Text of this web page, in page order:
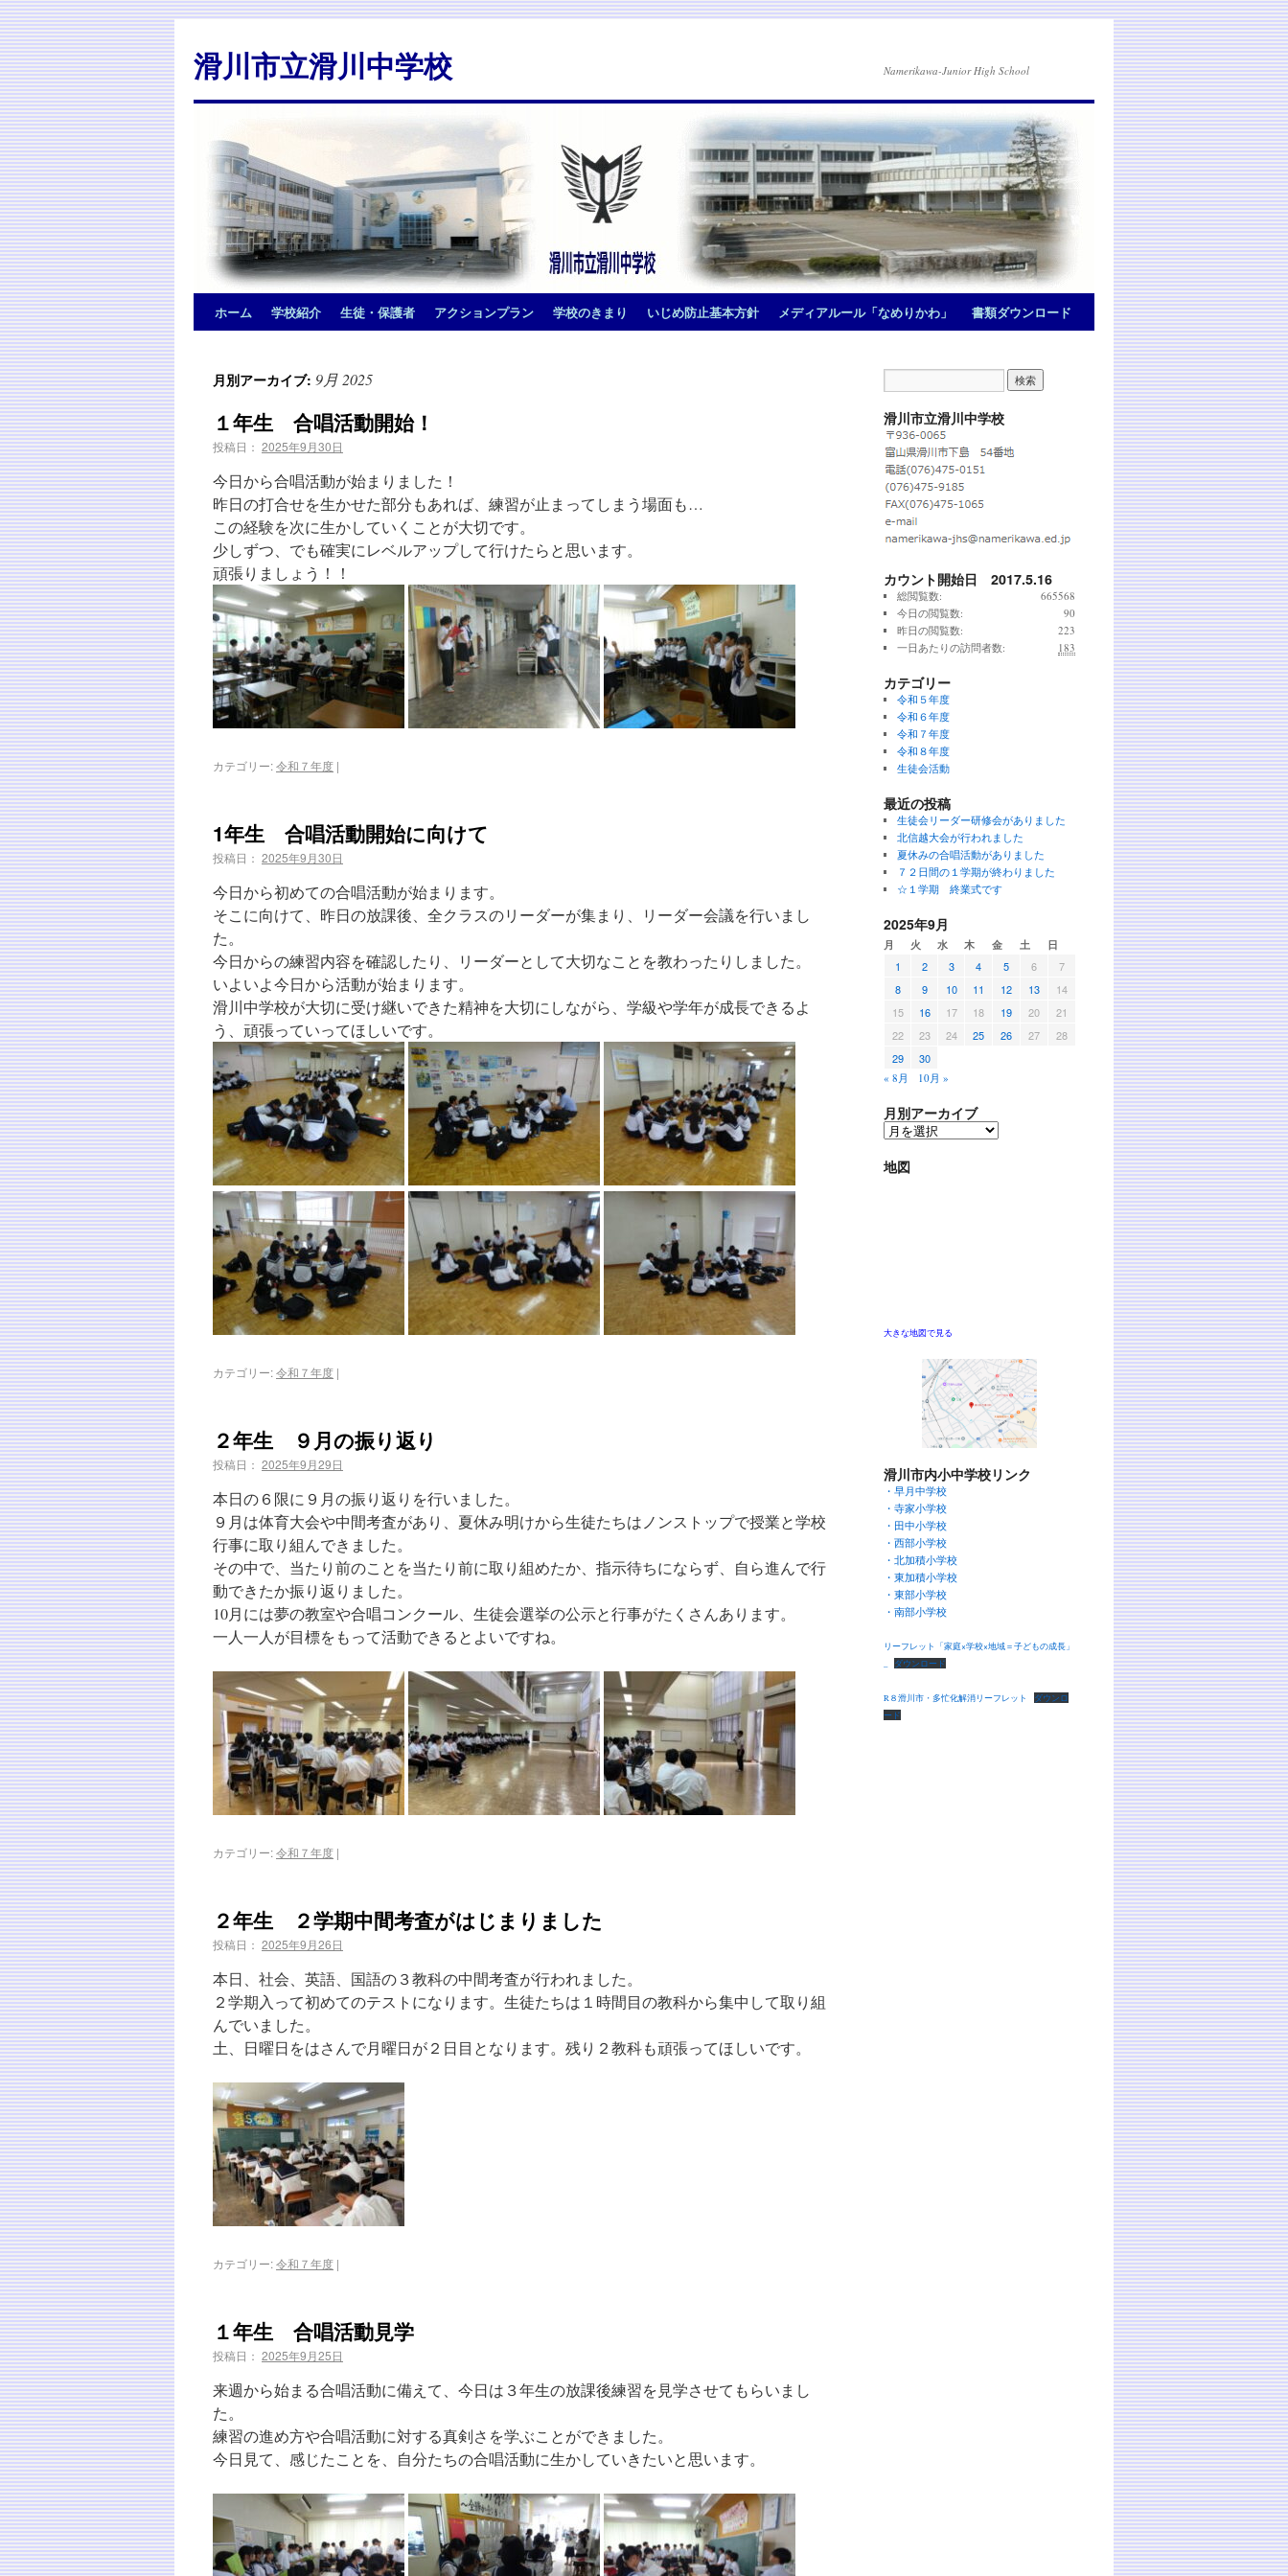
滑川市立滑川中学校 Namerikawa-Junior High School
ホーム 学校紹介 生徒・保護者 アクションプラン 学校のきまり いじめ防止基本方針 メディアルール「なめりかわ」 書類ダウンロード
月別アーカイブ: 9月 2025
１年生 合唱活動開始！
投稿日： 2025年9月30日
今日から合唱活動が始まりました！
昨日の打合せを生かせた部分もあれば、練習が止まってしまう場面も…
この経験を次に生かしていくことが大切です。
少しずつ、でも確実にレベルアップして行けたらと思います。
頑張りましょう！！
カテゴリー:令和７年度 |
1年生 合唱活動開始に向けて
投稿日： 2025年9月30日
今日から初めての合唱活動が始まります。
そこに向けて、昨日の放課後、全クラスのリーダーが集まり、リーダー会議を行いまし
た。
今日からの練習内容を確認したり、リーダーとして大切なことを教わったりしました。
いよいよ今日から活動が始まります。
滑川中学校が大切に受け継いできた精神を大切にしながら、学級や学年が成長できるよ
う、頑張っていってほしいです。
カテゴリー:令和７年度 |
２年生 ９月の振り返り
投稿日： 2025年9月29日
本日の６限に９月の振り返りを行いました。
９月は体育大会や中間考査があり、夏休み明けから生徒たちはノンストップで授業と学校
行事に取り組んできました。
その中で、当たり前のことを当たり前に取り組めたか、指示待ちにならず、自ら進んで行
動できたか振り返りました。
10月には夢の教室や合唱コンクール、生徒会選挙の公示と行事がたくさんあります。
一人一人が目標をもって活動できるとよいですね。
カテゴリー:令和７年度 |
２年生 ２学期中間考査がはじまりました
投稿日： 2025年9月26日
本日、社会、英語、国語の３教科の中間考査が行われました。
２学期入って初めてのテストになります。生徒たちは１時間目の教科から集中して取り組
んでいました。
土、日曜日をはさんで月曜日が２日目となります。残り２教科も頑張ってほしいです。
カテゴリー:令和７年度 |
１年生 合唱活動見学
投稿日： 2025年9月25日
来週から始まる合唱活動に備えて、今日は３年生の放課後練習を見学させてもらいまし
た。
練習の進め方や合唱活動に対する真剣さを学ぶことができました。
今日見て、感じたことを、自分たちの合唱活動に生かしていきたいと思います。
滑川市立滑川中学校
カウント開始日 2017.5.16
665568
総閲覧数:
90
今日の閲覧数:
223
昨日の閲覧数:
183
一日あたりの訪問者数:
カテゴリー
令和５年度
令和６年度
令和７年度
令和８年度
生徒会活動
最近の投稿
生徒会リーダー研修会がありました
北信越大会が行われました
夏休みの合唱活動がありました
７２日間の１学期が終わりました
☆１学期 終業式です
2025年9月
月 火 水 木 金 土 日
1 2 3 4 5 6
7
8
9 10 11 12 13
14
15
16 17 18 19 20
21
22
23 24 25 26 27
28
29
30
« 8月 10月 »
月別アーカイブ
地図
大きな地図で見る
滑川市内小中学校リンク
・早月中学校
・寺家小学校
・田中小学校
・西部小学校
・北加積小学校
・東加積小学校
・東部小学校
・南部小学校
リーフレット「家庭×学校×地域＝子どもの成長」
ダウンロード
R８滑川市・多忙化解消リーフレット
ダウンロ
ード